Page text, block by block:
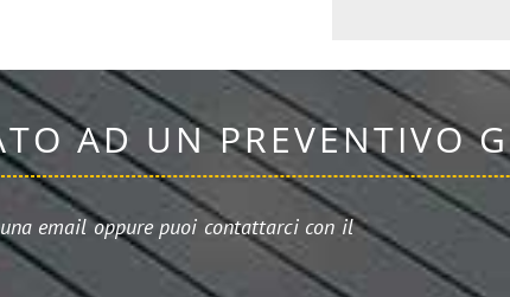
AD UN PREVENTIVO
email oppure puoi contattarci con il